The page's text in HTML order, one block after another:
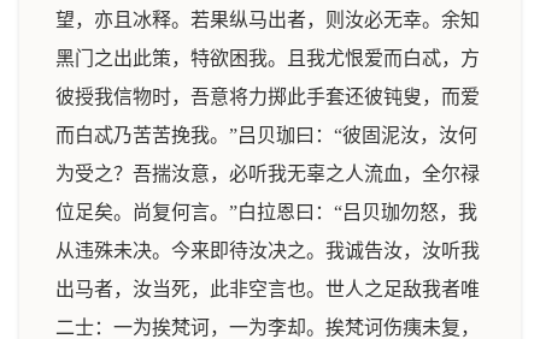
望，亦且冰释。若果纵马出者，则汝必无幸。余知
黑门之出此策，特欲困我。且我尤恨爱而白忒，方
彼授我信物时，吾意将力掷此手套还彼钝叟，而爱
而白忒乃苦苦挽我。”吕贝珈曰：“彼固泥汝，汝何
为受之？吾揣汝意，必听我无辜之人流血，全尔禄
位足矣。尚复何言。”白拉恩曰：“吕贝珈勿怒，我
从违殊未决。今来即待汝决之。我诚告汝，汝听我
出马者，汝当死，此非空言也。世人之足敌我者唯
二士：一为挨梵诃，一为李却。挨梵诃伤痍未复，